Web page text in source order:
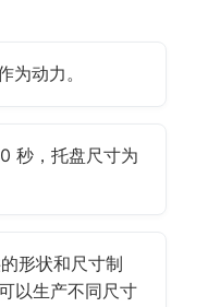
为动力。
秒，托盘尺寸为
形状和尺寸制
以生产不同尺寸